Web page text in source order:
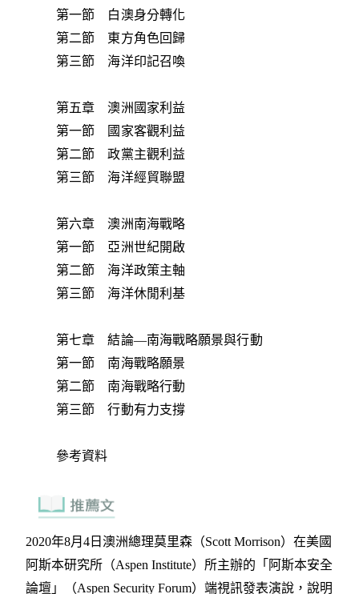
第一節 白澳身分轉化
第二節 東方角色回歸
第三節 海洋印記召喚
第五章 澳洲國家利益
第一節 國家客觀利益
第二節 政黨主觀利益
第三節 海洋經貿聯盟
第六章 澳洲南海戰略
第一節 亞洲世紀開啟
第二節 海洋政策主軸
第三節 海洋休閒利基
第七章 結論—南海戰略願景與行動
第一節 南海戰略願景
第二節 南海戰略行動
第三節 行動有力支撐
參考資料